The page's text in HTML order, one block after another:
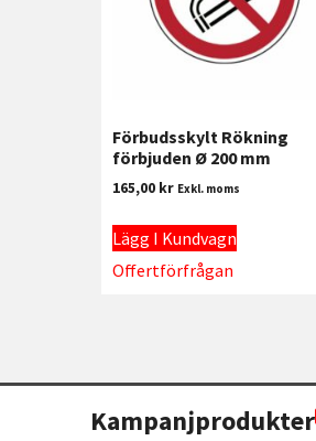
Förbudsskylt Rökning
förbjuden Ø 200 mm
165,00 kr Exkl. moms
Lägg I Kundvagn
Offertförfrågan
Kampanjprodukter